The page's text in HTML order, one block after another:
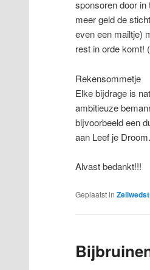
sponsoren door
meer geld de
even een mailtje)
rest in orde komt!
Rekensommetje
Elke bijdrage is
ambitieuze
bijvoorbeeld een
aan Leef je Droom.
Alvast bedankt!!!
Geplaatst in